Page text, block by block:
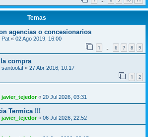
Temas
agencias o concesionarios
Pat « 02 Ago 2019, 16:00
1 … 6 7 8 9
compra
santoolaf « 27 Abr 2016, 10:17
1 2
javier_tejedor« 20 Jul 2026, 03:31
Termica !!!
javier_tejedor« 06 Jul 2026, 22:52